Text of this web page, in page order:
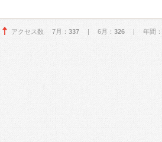
アクセス数 7月： 337 | 6月： 326 | 年間：